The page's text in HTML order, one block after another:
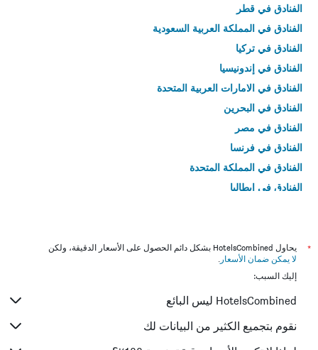
الفنادق في قطر
الفنادق في المملكة العربية السعودية
الفنادق في تركيا
الفنادق في إندونيسيا
الفنادق في الامارات العربية المتحدة
الفنادق في البحرين
الفنادق في مصر
الفنادق في فرنسا
الفنادق في المملكة المتحدة
الفنادق في إيطاليا
*
يحاول HotelsCombined بشكل دائم الحصول على الأسعار الدقيقة، ولكن
لا يمكن ضمان الأسعار .
إليك السبب:
HotelsCombined ليس البائع
نقوم بتجميع الكثير من البيانات لك